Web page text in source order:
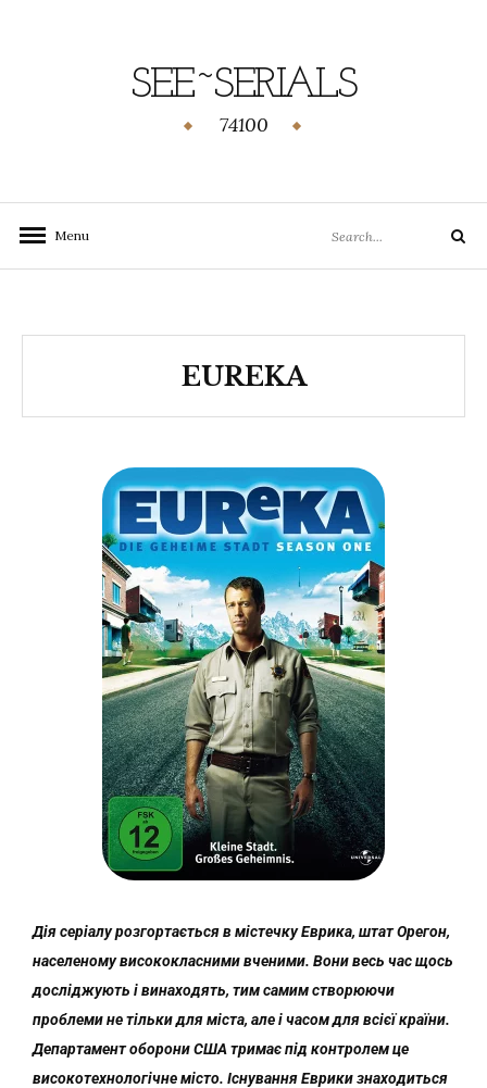
SEE~SERIALS
74100
Menu
EUREKA
Дія серіалу розгортається в містечку Еврика, штат Орегон,
населеному висококласними вченими. Вони весь час щось
досліджують і винаходять, тим самим створюючи
проблеми не тільки для міста, але і часом для всієї країни.
Департамент оборони США тримає під контролем це
високотехнологічне місто. Існування Еврики знаходиться